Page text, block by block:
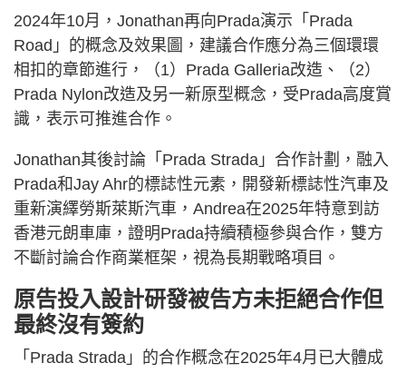
2024年10月，Jonathan再向Prada演示「Prada
Road」的概念及效果圖，建議合作應分為三個環環
相扣的章節進行，（1）Prada Galleria改造、（2）
Prada Nylon改造及另一新原型概念，受Prada高度賞
識，表示可推進合作。
Jonathan其後討論「Prada Strada」合作計劃，融入
Prada和Jay Ahr的標誌性元素，開發新標誌性汽車及
重新演繹勞斯萊斯汽車，Andrea在2025年特意到訪
香港元朗車庫，證明Prada持續積極參與合作，雙方
不斷討論合作商業框架，視為長期戰略項目。
原告投入設計研發被告方未拒絕合作但
最終沒有簽約
「Prada Strada」的合作概念在2025年4月已大體成